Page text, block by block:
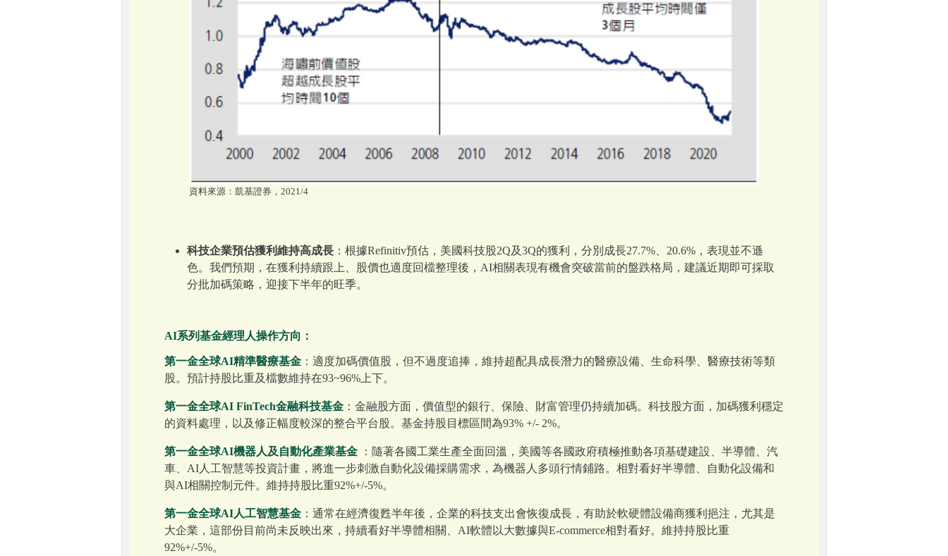
資料來源：凱基證券，2021/4
科技企業預估獲利維持高成長 ：根據Refinitiv預估，美國科技股2Q及3Q的獲利，分別成長27.7%、20.6%，表現並不遜
色。我們預期，在獲利持續跟上、股價也適度回檔整理後，AI相關表現有機會突破當前的盤跌格局，建議近期即可採取
分批加碼策略，迎接下半年的旺季。
AI系列基金經理人操作方向：
第一金全球AI精準醫療基金 ：適度加碼價值股，但不過度追捧，維持超配具成長潛力的醫療設備、生命科學、醫療技術等類
股。預計持股比重及檔數維持在93~96%上下。
第一金全球AI FinTech金融科技基金 ：金融股方面，價值型的銀行、保險、財富管理仍持續加碼。科技股方面，加碼獲利穩定
的資料處理，以及修正幅度較深的整合平台股。基金持股目標區間為93% +/- 2%。
第一金全球AI機器人及自動化產業基金
：隨著各國工業生產全面回溫，美國等各國政府積極推動各項基礎建設、半導體、汽
車、AI人工智慧等投資計畫，將進一步刺激自動化設備採購需求，為機器人多頭行情鋪路。相對看好半導體、自動化設備和
與AI相關控制元件。維持持股比重92%+/-5%。
第一金全球AI人工智慧基金 ：通常在經濟復甦半年後，企業的科技支出會恢復成長，有助於軟硬體設備商獲利挹注，尤其是
大企業，這部份目前尚未反映出來，持續看好半導體相關、AI軟體以大數據與E-commerce相對看好。維持持股比重
92%+/-5%。